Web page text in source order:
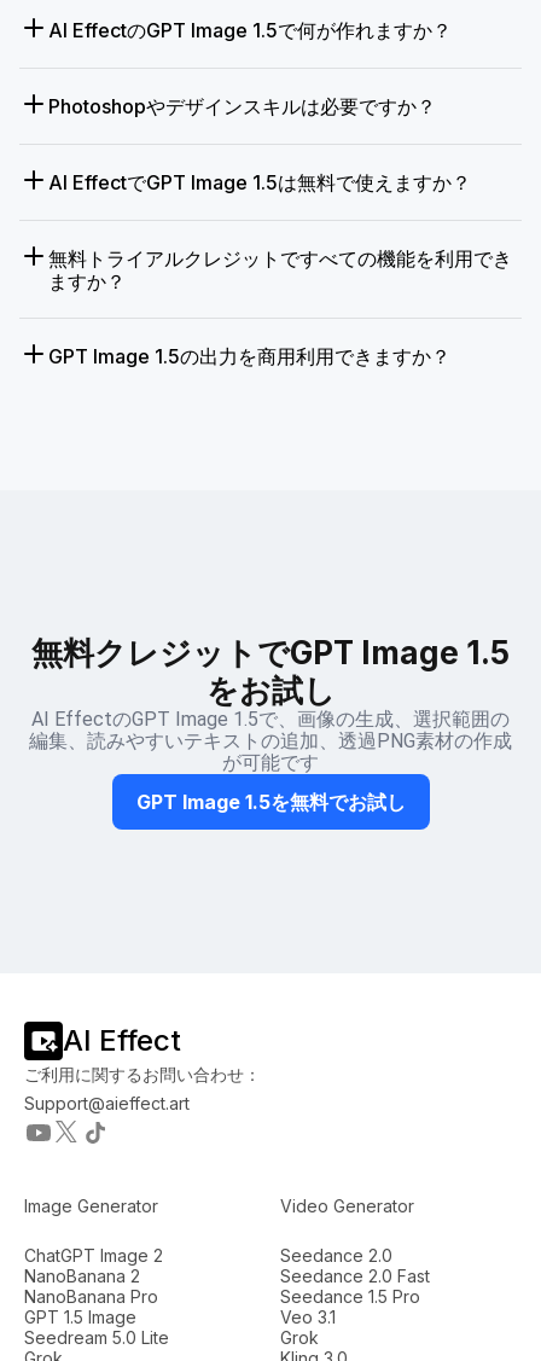
AI EffectのGPT Image 1.5で何が作れますか？
Photoshopやデザインスキルは必要ですか？
AI EffectでGPT Image 1.5は無料で使えますか？
無料トライアルクレジットですべての機能を利用でき
ますか？
GPT Image 1.5の出力を商用利用できますか？
無料クレジットでGPT Image 1.5
をお試し
AI EffectのGPT Image 1.5で、画像の生成、選択範囲の
編集、読みやすいテキストの追加、透過PNG素材の作成
が可能です
GPT Image 1.5を無料でお試し
AI Effect
ご利用に関するお問い合わせ：
Support@aieffect.art
Image Generator
ChatGPT Image 2
NanoBanana 2
NanoBanana Pro
GPT 1.5 Image
Seedream 5.0 Lite
Video Generator
Seedance 2.0
Seedance 2.0 Fast
Seedance 1.5 Pro
Veo 3.1
Grok